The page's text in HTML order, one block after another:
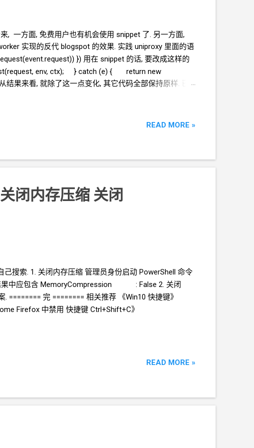
, 一方面, 免费用户也有机会使用 snippet 了. 另一方面,
实现的反代 blogspot 的效果. 实践 uniproxy 里面的语
}) 用在 snippet 的话, 要改成这样的
env, ctx); } catch (e) { return new
结果来看, 就除了这一点变化, 其它代码全部保持原样. 已
而产生异常. 已上传
READ MORE »
关闭内存压缩 关闭
搜索. 1. 关闭内存压缩 管理员身份启动 PowerShell 命令
结果中应包含 MemoryCompression : False 2. 关闭
. ======== 完 ======== 相关推荐 《Win10 快捷键》
Firefox 中禁用 快捷键 Ctrl+Shift+C》
READ MORE »